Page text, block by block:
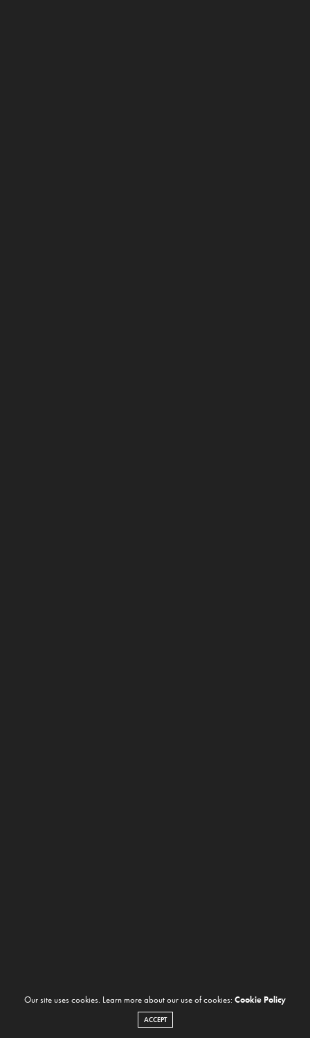
Our site uses cookies. Learn more about our use of cookies: Cookie Policy
ACCEPT